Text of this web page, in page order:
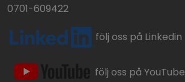
0701-609422
följ oss på Linkedin
följ oss på YouTube